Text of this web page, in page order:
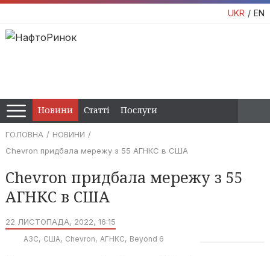
UKR EN
Новини Статті Послуги
ГОЛОВНА
НОВИНИ
Chevron придбала мережу з 55 АГНКС в США
Chevron придбала мережу з 55
АГНКС в США
22 ЛИСТОПАДА, 2022, 16:15
АЗС США Chevron АГНКС Beyond 6